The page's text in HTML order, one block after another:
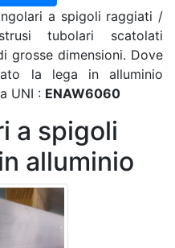
a spigoli raggiati /
tubolari scatolati
grosse dimensioni. Dove
la lega in alluminio
UNI : ENAW6060
a spigoli
alluminio